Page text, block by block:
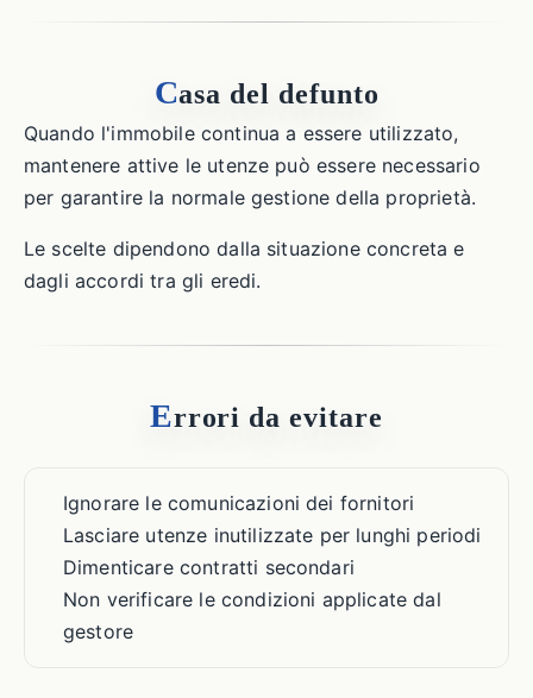
Casa del defunto
Quando l'immobile continua a essere utilizzato,
mantenere attive le utenze può essere necessario
per garantire la normale gestione della proprietà.
Le scelte dipendono dalla situazione concreta e
dagli accordi tra gli eredi.
Errori da evitare
Ignorare le comunicazioni dei fornitori
Lasciare utenze inutilizzate per lunghi periodi
Dimenticare contratti secondari
Non verificare le condizioni applicate dal
gestore